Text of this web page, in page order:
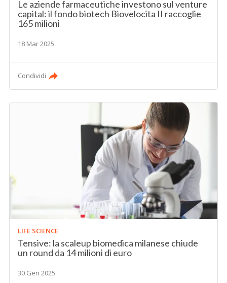
Le aziende farmaceutiche investono sul venture
capital: il fondo biotech Biovelocita II raccoglie
165 milioni
18 Mar 2025
Condividi
LIFE SCIENCE
Tensive: la scaleup biomedica milanese chiude
un round da 14 milioni di euro
30 Gen 2025